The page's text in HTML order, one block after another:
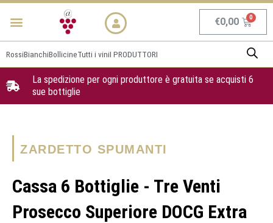
Vai
Menu €0,00
RossiBianchiBollicineTutti i viniI PRODUTTORI
La spedizione per ogni produttore è gratuita se acquisti 6
sue bottiglie
ZARDETTO SPUMANTI
Cassa 6 Bottiglie - Tre Venti
Prosecco Superiore DOCG Extra